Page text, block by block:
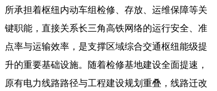
所承担着枢纽内动车组检修、存放、运维保障等关
键职能，直接关系长三角高铁网络的运行安全、准
点率与运输效率，是支撑区域综合交通枢纽能级提
升的重要基础设施。随着检修基地建设全面提速，
原有电力线路路径与工程建设规划重叠，线路迁改